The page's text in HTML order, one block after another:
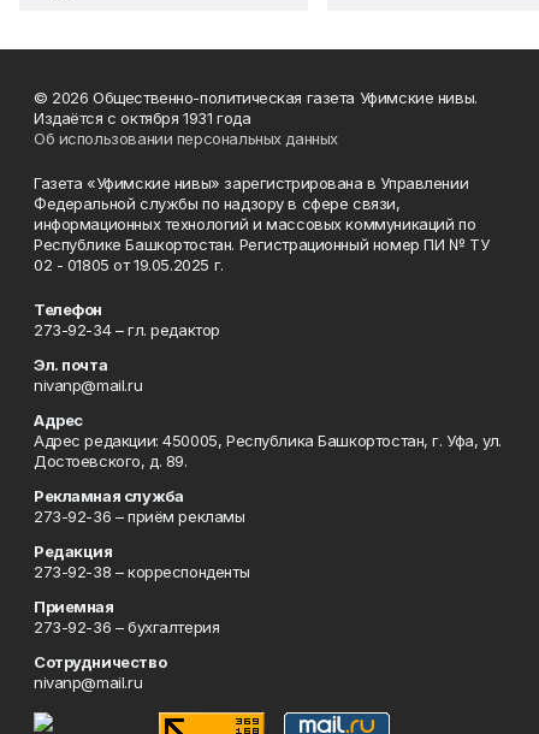
© 2026 Общественно-политическая газета Уфимские нивы.
Издаётся с октября 1931 года
Об использовании персональных данных
Газета «Уфимские нивы» зарегистрирована в Управлении
Федеральной службы по надзору в сфере связи,
информационных технологий и массовых коммуникаций по
Республике Башкортостан. Регистрационный номер ПИ № ТУ
02 - 01805 от 19.05.2025 г.
Телефон
273-92-34 – гл. редактор
Эл. почта
nivanp@mail.ru
Адрес
Адрес редакции: 450005, Республика Башкортостан, г. Уфа, ул.
Достоевского, д. 89.
Рекламная служба
273-92-36 – приём рекламы
Редакция
273-92-38 – корреспонденты
Приемная
273-92-36 – бухгалтерия
Сотрудничество
nivanp@mail.ru